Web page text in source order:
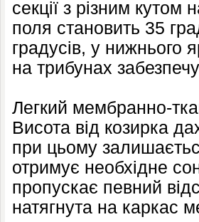
секції з різним кутом
поля становить 35
градусів, у нижнього
на трибунах
Легкий мембранно-
Висота від козирка
при цьому
отримує необхідне
пропускає певний
натягнута на каркас